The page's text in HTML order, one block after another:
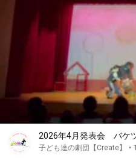
2026年4月発表会 バケ
子ども達の劇団【Create】 •